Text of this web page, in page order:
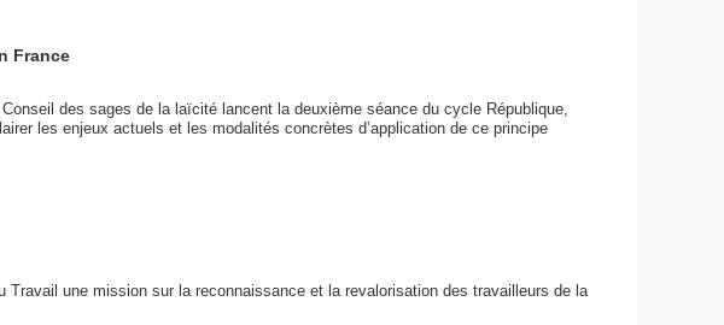
France
des sages de la laïcité lancent la deuxième séance du cycle République,
les enjeux actuels et les modalités concrètes d’application de ce principe
Travail une mission sur la reconnaissance et la revalorisation des travailleurs de la